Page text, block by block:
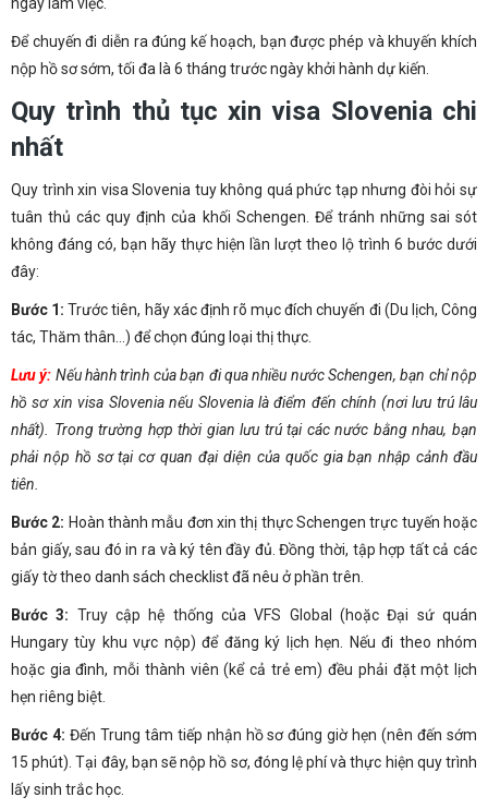
Để chuyến đi diễn ra đúng kế hoạch, bạn được phép và khuyến khích
nộp hồ sơ sớm, tối đa là 6 tháng trước ngày khởi hành dự kiến.
Quy trình thủ tục xin visa Slovenia chi
nhất
Quy trình xin visa Slovenia tuy không quá phức tạp nhưng đòi hỏi sự
tuân thủ các quy định của khối Schengen. Để tránh những sai sót
không đáng có, bạn hãy thực hiện lần lượt theo lộ trình 6 bước dưới
đây:
Bước 1: Trước tiên, hãy xác định rõ mục đích chuyến đi (Du lịch, Công
tác, Thăm thân…) để chọn đúng loại thị thực.
Lưu ý: Nếu hành trình của bạn đi qua nhiều nước Schengen, bạn chỉ nộp
hồ sơ xin visa Slovenia nếu Slovenia là điểm đến chính (nơi lưu trú lâu
nhất). Trong trường hợp thời gian lưu trú tại các nước bằng nhau, bạn
phải nộp hồ sơ tại cơ quan đại diện của quốc gia bạn nhập cảnh đầu
tiên.
Bước 2: Hoàn thành mẫu đơn xin thị thực Schengen trực tuyến hoặc
bản giấy, sau đó in ra và ký tên đầy đủ. Đồng thời, tập hợp tất cả các
giấy tờ theo danh sách checklist đã nêu ở phần trên.
Bước 3: Truy cập hệ thống của VFS Global (hoặc Đại sứ quán
Hungary tùy khu vực nộp) để đăng ký lịch hẹn. Nếu đi theo nhóm
hoặc gia đình, mỗi thành viên (kể cả trẻ em) đều phải đặt một lịch
hẹn riêng biệt.
Bước 4: Đến Trung tâm tiếp nhận hồ sơ đúng giờ hẹn (nên đến sớm
15 phút). Tại đây, bạn sẽ nộp hồ sơ, đóng lệ phí và thực hiện quy trình
lấy sinh trắc học.